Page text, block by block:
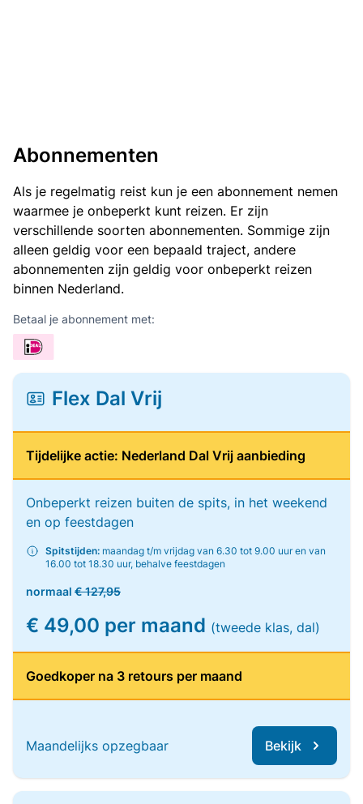
Abonnementen
Als je regelmatig reist kun je een abonnement nemen
waarmee je onbeperkt kunt reizen. Er zijn
verschillende soorten abonnementen. Sommige zijn
alleen geldig voor een bepaald traject, andere
abonnementen zijn geldig voor onbeperkt reizen
binnen Nederland.
Betaal je abonnement met:
Flex Dal Vrij
Tijdelijke actie: Nederland Dal Vrij aanbieding
Onbeperkt reizen buiten de spits, in het weekend
en op feestdagen
Spitstijden: maandag t/m vrijdag van 6.30 tot 9.00 uur en van
16.00 tot 18.30 uur, behalve feestdagen
normaal € 127,95
€ 49,00 per maand (tweede klas, dal)
Goedkoper na 3 retours per maand
Maandelijks opzegbaar Bekijk